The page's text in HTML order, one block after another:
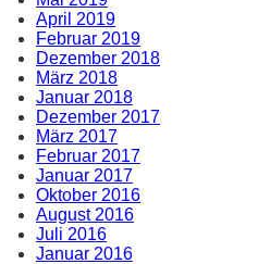
April 2019
Februar 2019
Dezember 2018
März 2018
Januar 2018
Dezember 2017
März 2017
Februar 2017
Januar 2017
Oktober 2016
August 2016
Juli 2016
Januar 2016